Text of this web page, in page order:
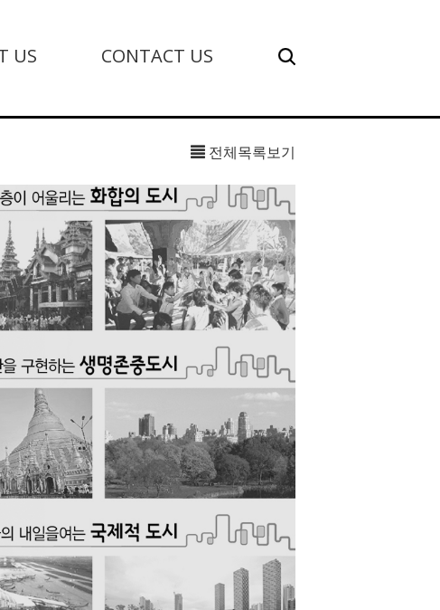
US CONTACT US
전체목록보기